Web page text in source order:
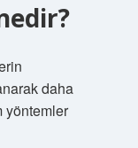
daha
yöntemler